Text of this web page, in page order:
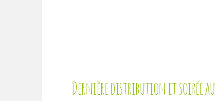
Dernière distribution et soirée